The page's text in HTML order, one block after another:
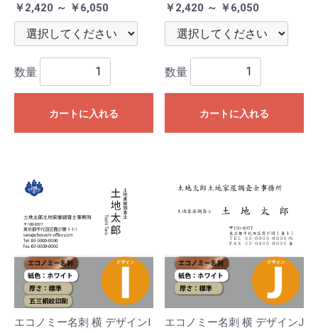
￥2,420 ～ ￥6,050
数量
カートに入れる
￥2,420 ～ ￥6,050
数量
カートに入れる
エコノミー名刺 横 デザインI
エコノミー名刺 横 デザインJ